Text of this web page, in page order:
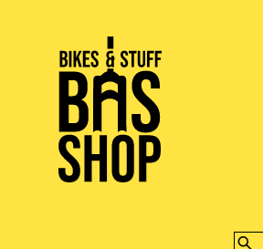
BIKES & STUFF